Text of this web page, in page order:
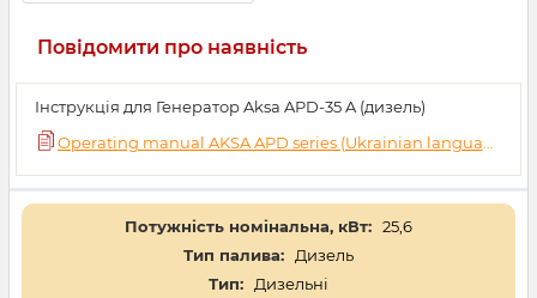
Інструкція для Генератор Aksa APD-35 A (дизель)
Operating manual AKSA APD series (Ukrainian language).pdf
Повідомити про наявність
Потужність номінальна, кВт: 25,6
Тип палива:
Дизель
Тип:
Дизельні